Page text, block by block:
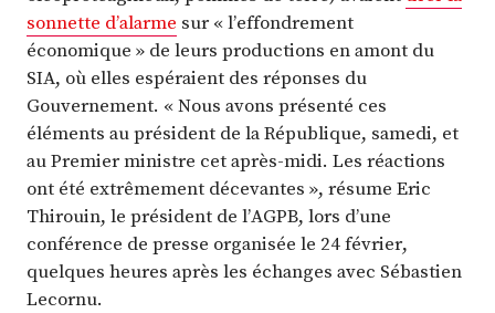
sonnette d’alarme sur « l’effondrement
économique » de leurs productions en amont du
SIA, où elles espéraient des réponses du
Gouvernement. « Nous avons présenté ces
éléments au président de la République, samedi, et
au Premier ministre cet après-midi. Les réactions
ont été extrêmement décevantes », résume Eric
Thirouin, le président de l’AGPB, lors d’une
conférence de presse organisée le 24 février,
quelques heures après les échanges avec Sébastien
Lecornu.